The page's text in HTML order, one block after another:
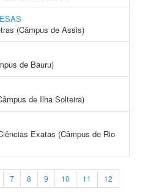
(Câmpus de Assis)
de Bauru)
de Ilha Solteira)
Exatas (Câmpus de Rio
7 8 9 10 11
12